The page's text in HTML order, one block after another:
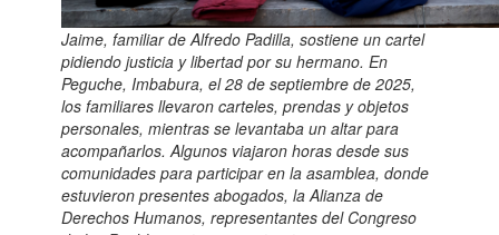
Jaime, familiar de Alfredo Padilla, sostiene un cartel
pidiendo justicia y libertad por su hermano. En
Peguche, Imbabura, el 28 de septiembre de 2025,
los familiares llevaron carteles, prendas y objetos
personales, mientras se levantaba un altar para
acompañarlos. Algunos viajaron horas desde sus
comunidades para participar en la asamblea, donde
estuvieron presentes abogados, la Alianza de
Derechos Humanos, representantes del Congreso